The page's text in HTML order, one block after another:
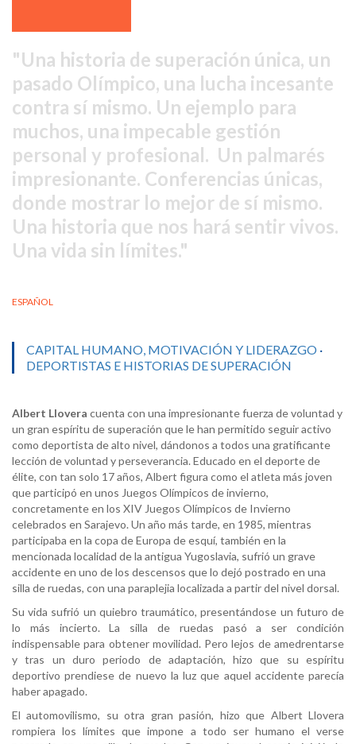
Una historia de superación única, un
pasado Olímpico, una lucha incesante
contra sí mismo. Un ejemplo para
muchos, una impecable gestión
personal y profesional. Un palmarés
impresionante. Conferencias únicas,
donde mostrar lo mejor de sí mismo.
Una historia que nos hará sentir vivos.
Una vida sin límites.
ESPAÑOL
CAPITAL HUMANO, MOTIVACIÓN Y LIDERAZGO ·
DEPORTISTAS E HISTORIAS DE SUPERACIÓN
Albert Llovera cuenta con una impresionante fuerza de voluntad y
un gran espíritu de superación que le han permitido seguir activo
como deportista de alto nivel, dándonos a todos una gratificante
lección de voluntad y perseverancia. Educado en el deporte de
élite, con tan solo 17 años, Albert figura como el atleta más joven
que participó en unos Juegos Olímpicos de invierno,
concretamente en los XIV Juegos Olímpicos de Invierno
celebrados en Sarajevo. Un año más tarde, en 1985, mientras
participaba en la copa de Europa de esquí, también en la
mencionada localidad de la antigua Yugoslavia, sufrió un grave
accidente en uno de los descensos que lo dejó postrado en una
silla de ruedas, con una paraplejia localizada a partir del nivel dorsal.
Su vida sufrió un quiebro traumático, presentándose un futuro de
lo más incierto. La silla de ruedas pasó a ser condición
indispensable para obtener movilidad. Pero lejos de amedrentarse
y tras un duro periodo de adaptación, hizo que su espíritu
deportivo prendiese de nuevo la luz que aquel accidente parecía
haber apagado.
El automovilismo, su otra gran pasión, hizo que Albert Llovera
rompiera los límites que impone a todo ser humano el verse